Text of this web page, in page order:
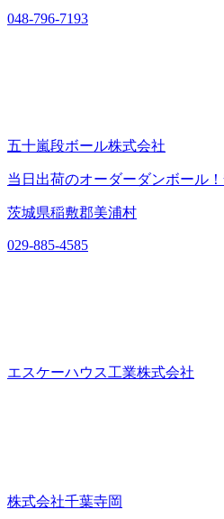
048-796-7193
五十嵐段ボール株式会社
当日出荷のオーダーダンボール
茨城県稲敷郡美浦村
029-885-4585
エスケーハウス工業株式会社
株式会社千葉寺岡